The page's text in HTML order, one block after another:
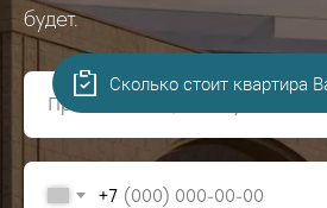
будет.
Представьтесь, пожалуйста!
+7
Сколько стоит квартира